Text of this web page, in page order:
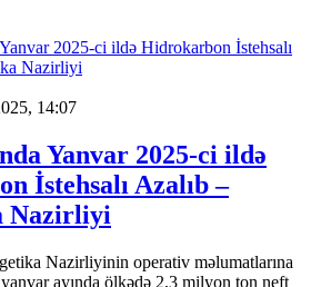
14:07
Yanvar 2025-ci ildə
İstehsalı Azalıb –
Nazirliyi
Nazirliyinin operativ məlumatlarına
ayında ölkədə 2,3 milyon ton neft